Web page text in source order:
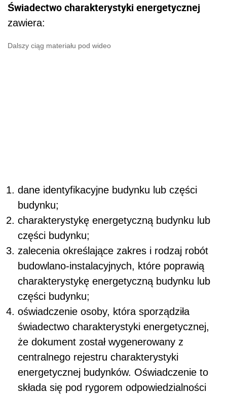
Świadectwo charakterystyki energetycznej
zawiera:
Dalszy ciąg materiału pod wideo
dane identyfikacyjne budynku lub części
budynku;
charakterystykę energetyczną budynku lub
części budynku;
zalecenia określające zakres i rodzaj robót
budowlano-instalacyjnych, które poprawią
charakterystykę energetyczną budynku lub
części budynku;
oświadczenie osoby, która sporządziła
świadectwo charakterystyki energetycznej,
że dokument został wygenerowany z
centralnego rejestru charakterystyki
energetycznej budynków. Oświadczenie to
składa się pod rygorem odpowiedzialności